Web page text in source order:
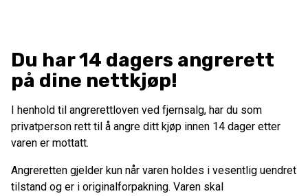
Du har 14 dagers angrerett
på dine nettkjøp!
I henhold til angrerettloven ved fjernsalg, har du som
privatperson rett til å angre ditt kjøp innen 14 dager etter
varen er mottatt.
Angreretten gjelder kun når varen holdes i vesentlig uendret
tilstand og er i originalforpakning. Varen skal